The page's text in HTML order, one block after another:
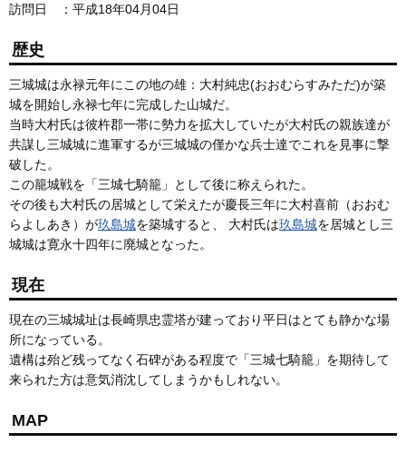
訪問日 ：平成18年04月04日
歴史
三城城は永禄元年にこの地の雄：大村純忠(おおむらすみただ)が築
城を開始し永禄七年に完成した山城だ。
当時大村氏は彼杵郡一帯に勢力を拡大していたが大村氏の親族達が
共謀し三城城に進軍するが三城城の僅かな兵士達でこれを見事に撃
破した。
この籠城戦を「三城七騎籠」として後に称えられた。
その後も大村氏の居城として栄えたが慶長三年に大村喜前（おおむ
らよしあき）が玖島城を築城すると、 大村氏は玖島城を居城とし三
城城は寛永十四年に廃城となった。
現在
現在の三城城址は長崎県忠霊塔が建っており平日はとても静かな場
所になっている。
遺構は殆ど残ってなく石碑がある程度で「三城七騎籠」を期待して
来られた方は意気消沈してしまうかもしれない。
MAP